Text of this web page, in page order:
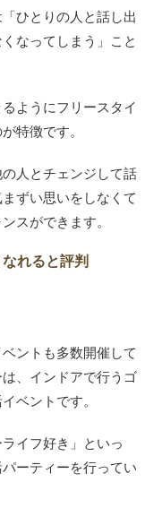
ひとりの人と話し出
なってしまう」こと
ようにフリースタイ
特徴です。
人とチェンジして話
ずい思いをしなくて
スができます。
れると評判
ントも多数開催して
、インドアで行うゴ
ベントです。
イフ好き」といっ
ーティーを行ってい